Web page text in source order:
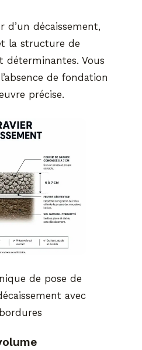
d’un décaissement,
la structure de
déterminantes. Vous
de fondation
précise.
de pose de
avec